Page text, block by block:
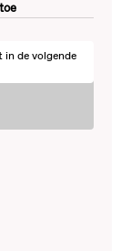
de volgende